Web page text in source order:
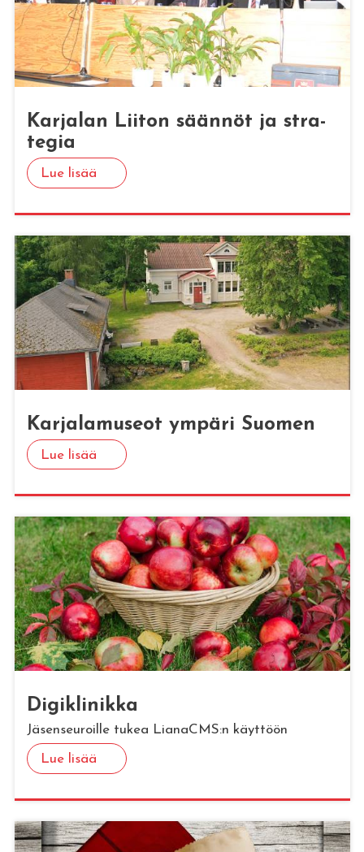
Kar­ja­lan Lii­ton sään­nöt ja stra­
te­gia
Lue lisää
Kar­ja­la­museot ym­pä­ri Suo­men
Lue lisää
Di­gikli­nik­ka
Jäsenseuroille tukea LianaCMS:n käyttöön
Lue lisää